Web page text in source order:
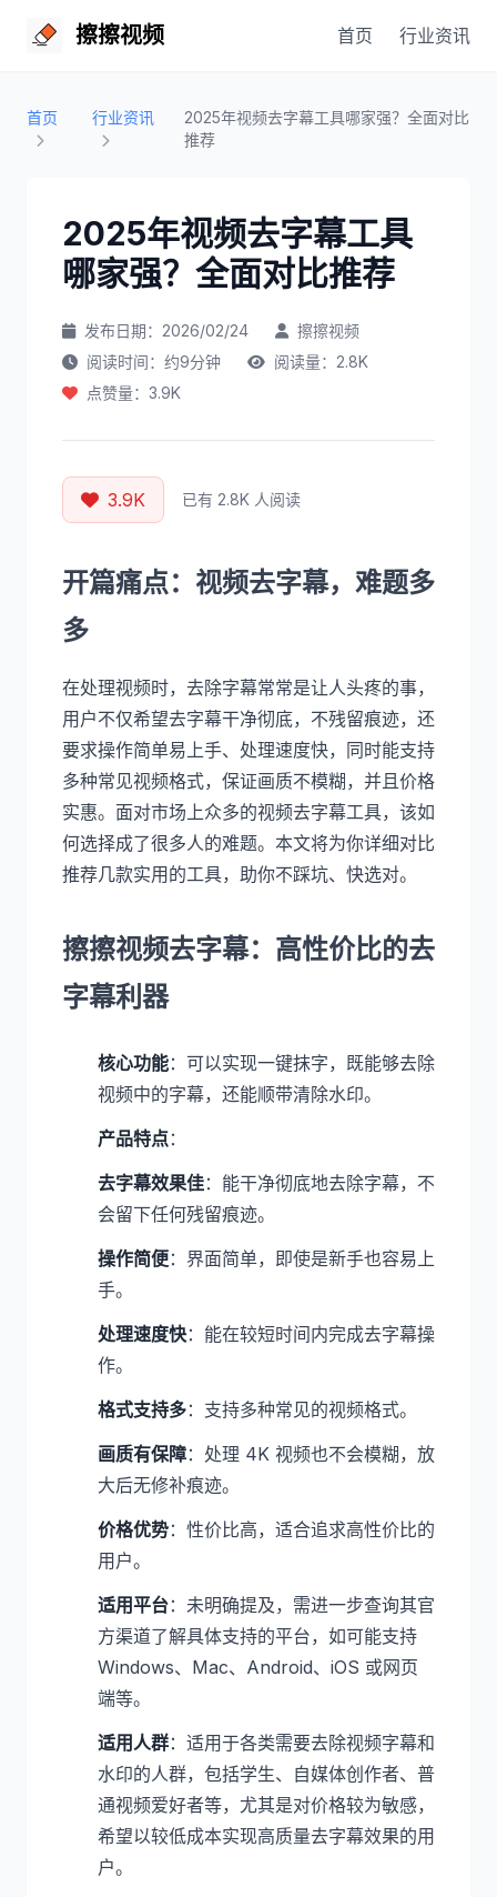
擦擦视频 首页 行业资讯
首页 行业资讯
2025年视频去字幕工具哪家强？全面对比
推荐
2025年视频去字幕工具
哪家强？全面对比推荐
发布日期：2026/02/24
擦擦视频
阅读时间：约9分钟
阅读量：2.8K
点赞量：3.9K
3.9K 已有 2.8K 人阅读
开篇痛点：视频去字幕，难题多
多
在处理视频时，去除字幕常常是让人头疼的事，
用户不仅希望去字幕干净彻底，不残留痕迹，还
要求操作简单易上手、处理速度快，同时能支持
多种常见视频格式，保证画质不模糊，并且价格
实惠。面对市场上众多的视频去字幕工具，该如
何选择成了很多人的难题。本文将为你详细对比
推荐几款实用的工具，助你不踩坑、快选对。
擦擦视频去字幕：高性价比的去
字幕利器
核心功能：可以实现一键抹字，既能够去除
视频中的字幕，还能顺带清除水印。
产品特点：
去字幕效果佳：能干净彻底地去除字幕，不
会留下任何残留痕迹。
操作简便：界面简单，即使是新手也容易上
手。
处理速度快：能在较短时间内完成去字幕操
作。
格式支持多：支持多种常见的视频格式。
画质有保障：处理 4K 视频也不会模糊，放
大后无修补痕迹。
价格优势：性价比高，适合追求高性价比的
用户。
适用平台：未明确提及，需进一步查询其官
方渠道了解具体支持的平台，如可能支持
Windows、Mac、Android、iOS 或网页
端等。
适用人群：适用于各类需要去除视频字幕和
水印的人群，包括学生、自媒体创作者、普
通视频爱好者等，尤其是对价格较为敏感，
希望以较低成本实现高质量去字幕效果的用
户。